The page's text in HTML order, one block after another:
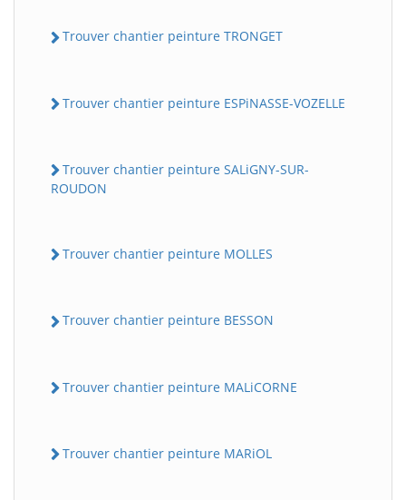
Trouver chantier peinture TRONGET
Trouver chantier peinture ESPiNASSE-VOZELLE
Trouver chantier peinture SALiGNY-SUR-
ROUDON
Trouver chantier peinture MOLLES
Trouver chantier peinture BESSON
Trouver chantier peinture MALiCORNE
Trouver chantier peinture MARiOL